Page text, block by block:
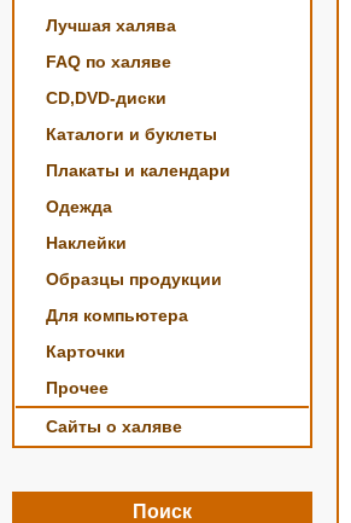
Лучшая халява
FAQ по халяве
CD,DVD-диски
Каталоги и буклеты
Плакаты и календари
Одежда
Наклейки
Образцы продукции
Для компьютера
Карточки
Прочее
Сайты о халяве
Поиск